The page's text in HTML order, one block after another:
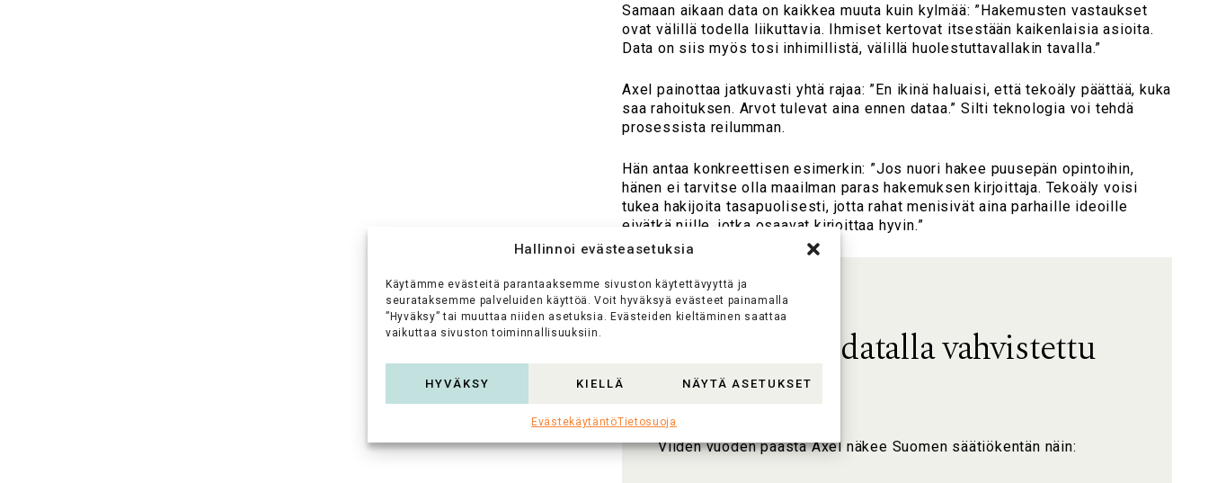
Hallinnoi evästeasetuksia
Käytämme evästeitä parantaaksemme sivuston käytettävyyttä ja
seurataksemme palveluiden käyttöä. Voit hyväksyä evästeet painamalla
”Hyväksy” tai muuttaa niiden asetuksia. Evästeiden kieltäminen saattaa
vaikuttaa sivuston toiminnallisuuksiin.
HYVÄKSY KIELLÄ NÄYTÄ ASETUKSET
EvästekäytäntöTietosuoja
Samaan aikaan data on kaikkea muuta kuin kylmää: ”Hakemusten vastaukset
ovat välillä todella liikuttavia. Ihmiset kertovat itsestään kaikenlaisia asioita.
Data on siis myös tosi inhimillistä, välillä huolestuttavallakin tavalla.”
Axel painottaa jatkuvasti yhtä rajaa: ”En ikinä haluaisi, että tekoäly päättää, kuka
saa rahoituksen. Arvot tulevat aina ennen dataa.” Silti teknologia voi tehdä
prosessista reilumman.
Hän antaa konkreettisen esimerkin: ”Jos nuori hakee puusepän opintoihin,
hänen ei tarvitse olla maailman paras hakemuksen kirjoittaja. Tekoäly voisi
tukea hakijoita tasapuolisesti, jotta rahat menisivät aina parhaille ideoille
eivätkä niille, jotka osaavat kirjoittaa hyvin.”
Säätiöt 2030: datalla vahvistettu
sivistysinfra
Viiden vuoden päästä Axel näkee Suomen säätiökentän näin: